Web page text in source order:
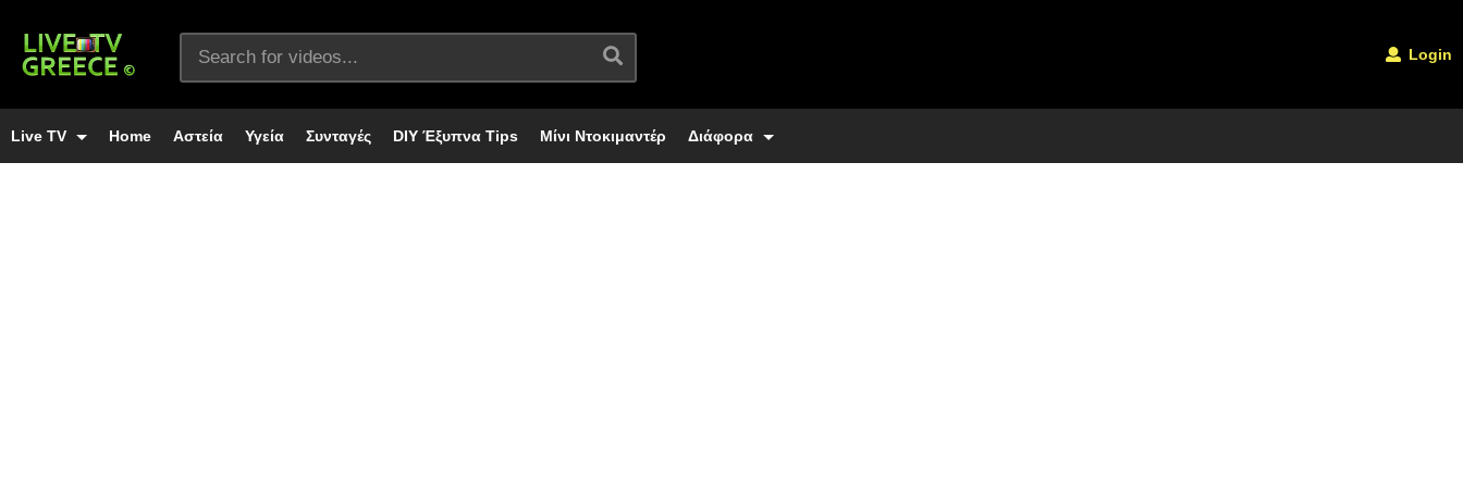
Login
Live TV Home Αστεία Υγεία Συνταγές DIY Έξυπνα Tips Μίνι Ντοκιμαντέρ Διάφορα